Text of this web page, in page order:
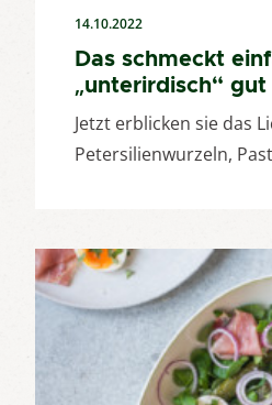
14.10.2022
Das schmeckt
„unterirdisch“ gut
Jetzt erblicken sie das
Petersilienwurzeln,